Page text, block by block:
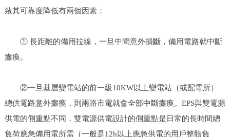
致其可靠度降低有兩個因素：
① 長距離的備用拉線，一旦中間意外損斷，備用電路就中斷
癱瘓。
②一旦基層變電站的前一級10KW以上變電站（或配電所）
總供電路意外癱瘓，則兩路市電就會全部中斷癱瘓。EPS與雙電源
供電的側重點不同，雙電源供電設計的側重點是日常的長時間總
負荷應急備用電所需（一般是12h以上應急供電的用戶整體負